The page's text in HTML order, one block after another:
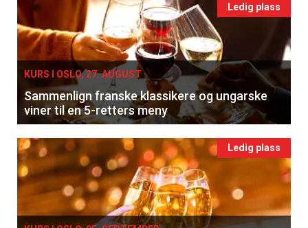
Ledig plass
KURS I OSLO, 27. AUGUST
Sammenlign franske klassikere og ungarske
viner til en 5-retters meny
Ledig plass